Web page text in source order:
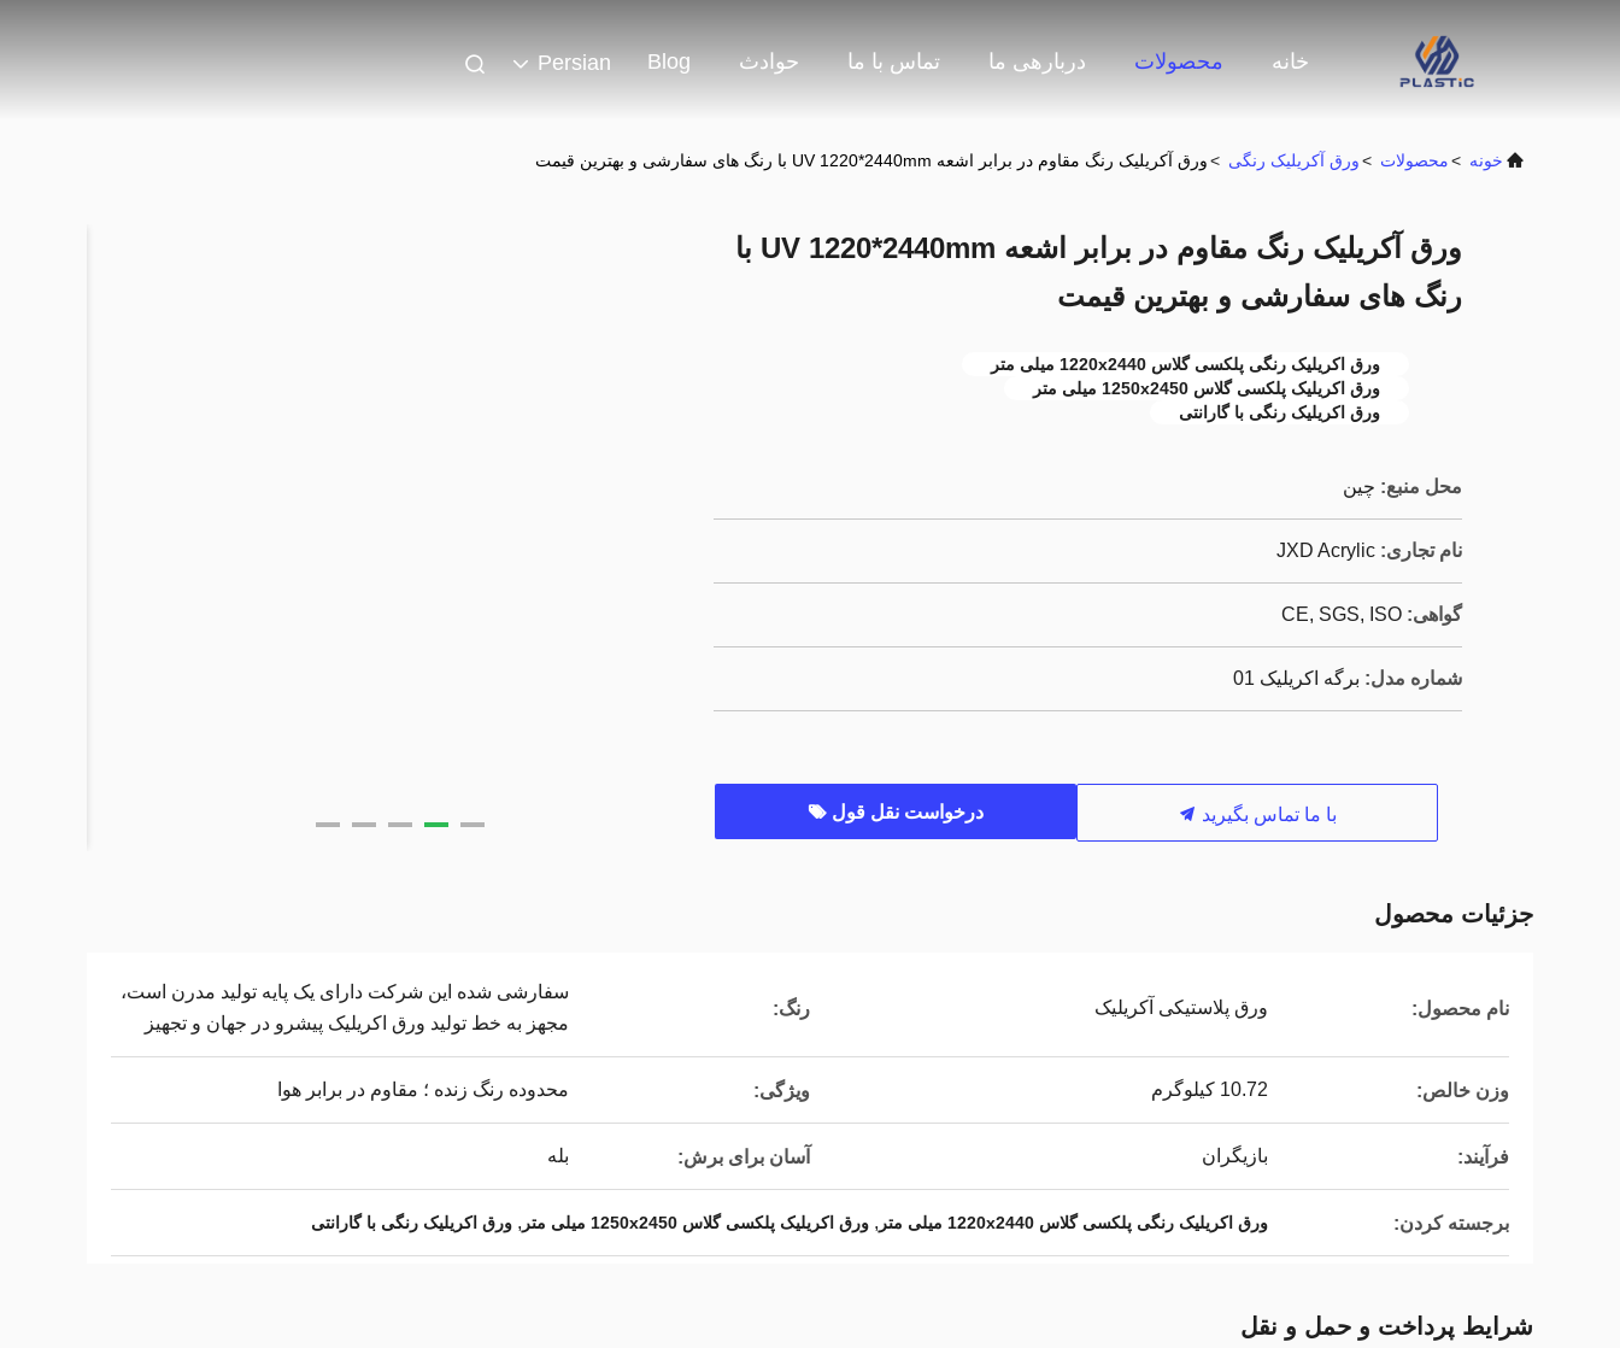
خانه محصولات دربارهی ما تماس با ما حوادث Blog
Persian
خونه >محصولات >ورق آکریلیک رنگی >ورق آکریلیک رنگ مقاوم در برابر اشعه UV 1220*2440mm با رنگ های سفارشی و بهترین قیمت
ورق آکریلیک رنگ مقاوم در برابر اشعه UV 1220*2440mm با
رنگ های سفارشی و بهترین قیمت
ورق اکریلیک رنگی پلکسی گلاس 1220x2440 میلی متر
ورق اکریلیک پلکسی گلاس 1250x2450 میلی متر
ورق اکریلیک رنگی با گارانتی
محل منبع: چین
نام تجاری: JXD Acrylic
گواهی: CE, SGS, ISO
شماره مدل: برگه اکریلیک 01
با ما تماس بگیرید درخواست نقل قول
جزئیات محصول
نام محصول: ورق پلاستیکی آکریلیک رنگ:
سفارشی شده این شرکت دارای یک پایه تولید مدرن است،
مجهز به خط تولید ورق اکریلیک پیشرو در جهان و تجهیز
وزن خالص: 10.72 کیلوگرم ویژگی: محدوده رنگ زنده ؛ مقاوم در برابر هوا
فرآیند: بازیگران آسان برای برش: بله
برجسته کردن: ورق اکریلیک رنگی پلکسی گلاس 1220x2440 میلی متر , ورق اکریلیک پلکسی گلاس 1250x2450 میلی متر , ورق اکریلیک رنگی با گارانتی
شرایط پرداخت و حمل و نقل